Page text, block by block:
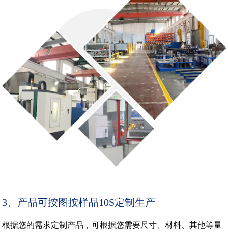
3、产品可按图按样品10S定制生产
根据您的需求定制产品，可根据您需要尺寸、材料、其他等量